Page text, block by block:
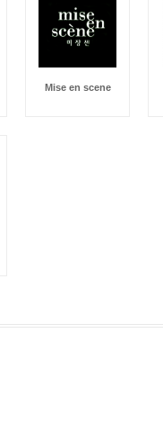
Mise en scene